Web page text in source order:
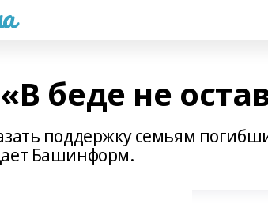
беде не
поддержку семьям
Башинформ.